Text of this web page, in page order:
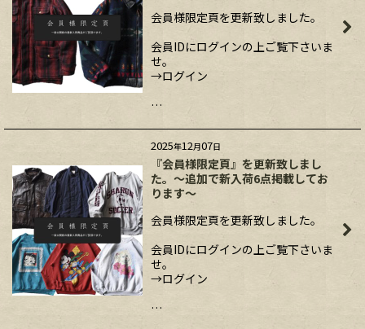
会員様限定頁を更新致しました。
会員IDにログインの上ご覧下さいま
せ。
→ログイン
…
2025年12月07日
『会員様限定頁』を更新致しまし
た。～追加で新入荷6点掲載してお
ります～
会員様限定頁を更新致しました。
会員IDにログインの上ご覧下さいま
せ。
→ログイン
…